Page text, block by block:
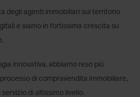
degli agenti immobiliari sul territorio
e siamo in fortissima crescita su
innovativa, abbiamo reso più
di compravendita immobiliare,
di altissimo livello.